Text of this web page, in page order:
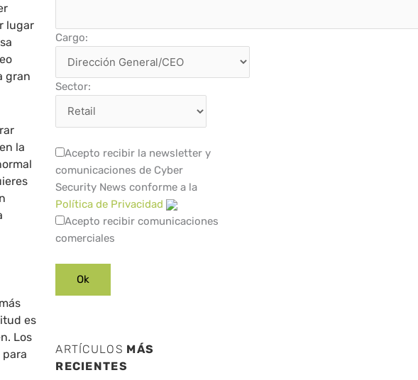
lugar
gran
la
es
Los
Cargo:
Sector:
Acepto recibir la newsletter y
comunicaciones de Cyber
Security News conforme a la
Política de Privacidad
Acepto recibir comunicaciones
comerciales
ARTÍCULOS MÁS
RECIENTES